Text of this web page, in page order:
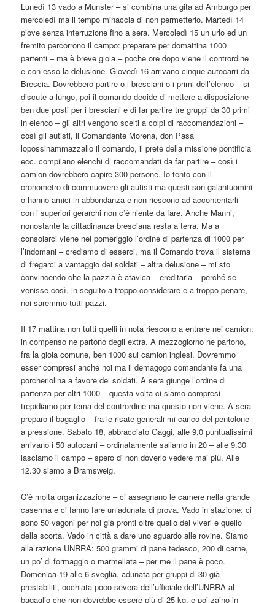
Lunedì 13 vado a Munster – si combina una gita ad Amburgo per
mercoledì ma il tempo minaccia di non permetterlo. Martedì 14
piove senza interruzione fino a sera. Mercoledì 15 un urlo ed un
fremito percorrono il campo: preparare per domattina 1000
partenti – ma è breve gioia – poche ore dopo viene il contrordine
e con esso la delusione. Giovedì 16 arrivano cinque autocarri da
Brescia. Dovrebbero partire o i bresciani o i primi dell’elenco – si
discute a lungo, poi il comando decide di mettere a disposizione
ben due posti per i bresciani e di far partire tre gruppi da 30 primi
in elenco – gli altri vengono scelti a colpi di raccomandazioni –
così gli autisti, il Comandante Morena, don Pasa
lopossinammazzallo il comando, il prete della missione pontificia
ecc. compilano elenchi di raccomandati da far partire – così i
camion dovrebbero capire 300 persone. Io tento con il
cronometro di commuovere gli autisti ma questi son galantuomini
o hanno amici in abbondanza e non riescono ad accontentarli –
con i superiori gerarchi non c’è niente da fare. Anche Manni,
nonostante la cittadinanza bresciana resta a terra. Ma a
consolarci viene nel pomeriggio l’ordine di partenza di 1000 per
l’indomani – crediamo di esserci, ma il Comando trova il sistema
di fregarci a vantaggio dei soldati – altra delusione – mi sto
convincendo che la pazzia è atavica – ereditaria – perché se
venisse così, in seguito a troppo considerare e a troppo penare,
noi saremmo tutti pazzi.
Il 17 mattina non tutti quelli in nota riescono a entrare nei camion;
in compenso ne partono degli extra. A mezzogiorno ne partono,
fra la gioia comune, ben 1000 sui camion inglesi. Dovremmo
esser compresi anche noi ma il demagogo comandante fa una
porcheriolina a favore dei soldati. A sera giunge l’ordine di
partenza per altri 1000 – questa volta ci siamo compresi –
trepidiamo per tema del contrordine ma questo non viene. A sera
preparo il bagaglio – fra le risate generali mi carico del pentolone
a pressione. Sabato 18, abbracciato Gaggi, alle 9,0 puntualissimi
arrivano i 50 autocarri – ordinatamente saliamo in 20 – alle 9.30
lasciamo il campo – spero di non doverlo vedere mai più. Alle
12.30 siamo a Bramsweig.
C’è molta organizzazione – ci assegnano le camere nella grande
caserma e ci fanno fare un’adunata di prova. Vado in stazione: ci
sono 50 vagoni per noi già pronti oltre quello dei viveri e quello
della scorta. Vado in città a dare uno sguardo alle rovine. Siamo
alla razione UNRRA: 500 grammi di pane tedesco, 200 di carne,
un po’ di formaggio o marmellata – per me il pane è poco.
Domenica 19 alle 6 sveglia, adunata per gruppi di 30 già
prestabiliti, occhiata poco severa dell’ufficiale dell’UNRRA al
bagaglio che non dovrebbe essere più di 25 kg. e poi zaino in